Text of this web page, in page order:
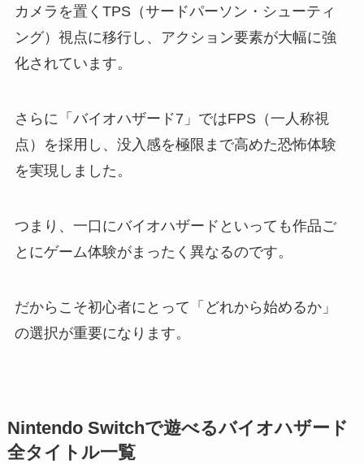
カメラを置くTPS（サードパーソン・シューティ
ング）視点に移行し、アクション要素が大幅に強
化されています。
さらに「バイオハザード7」ではFPS（一人称視
点）を採用し、没入感を極限まで高めた恐怖体験
を実現しました。
つまり、一口にバイオハザードといっても作品ご
とにゲーム体験がまったく異なるのです。
だからこそ初心者にとって「どれから始めるか」
の選択が重要になります。
Nintendo Switchで遊べるバイオハザード
全タイトル一覧